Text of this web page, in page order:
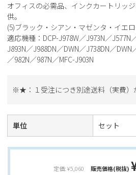
オフィスの必需品、インクカートリッ
供。
(5)ブラック・シアン・マゼンタ・イエ
適応機種：DCP-J978W／J973N／J577N
J893N／J988DN／DWN／J738DN／DWN
／982N／987N／MFC-J903N
※★：１受注につき別途送料（実費）
単位 セット
定価: ¥5,060 販売価格(税抜)